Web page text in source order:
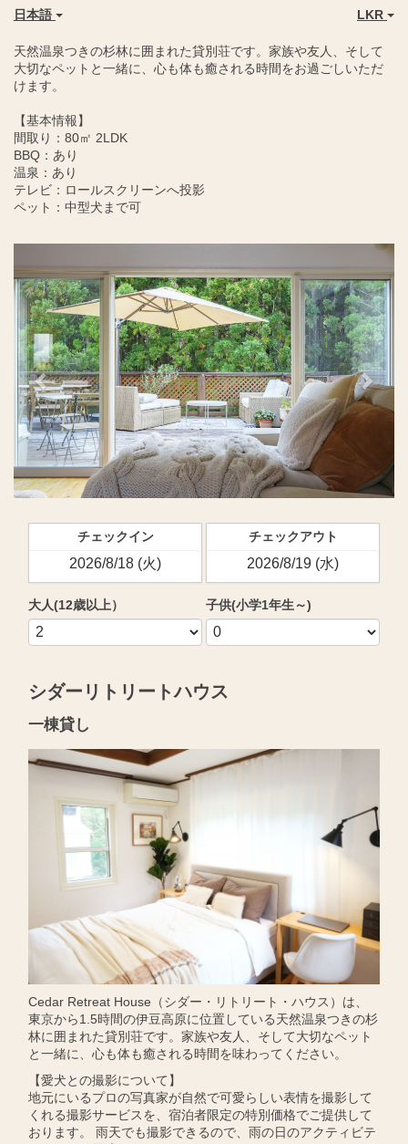
日本語 LKR
天然温泉つきの杉林に囲まれた貸別荘です。家族や友人、そして
大切なペットと一緒に、心も体も癒される時間をお過ごしいただ
けます。
【基本情報】
間取り：80㎡ 2LDK
BBQ：あり
温泉：あり
テレビ：ロールスクリーンへ投影
ペット：中型犬まで可
Next
チェックイン チェックアウト
大人(12歳以上） 子供(小学1年生～)
シダーリトリートハウス
一棟貸し
Cedar Retreat House（シダー・リトリート・ハウス）は、
東京から1.5時間の伊豆高原に位置している天然温泉つきの杉
林に囲まれた貸別荘です。家族や友人、そして大切なペット
と一緒に、心も体も癒される時間を味わってください。
【愛犬との撮影について】
地元にいるプロの写真家が自然で可愛らしい表情を撮影して
くれる撮影サービスを、宿泊者限定の特別価格でご提供して
おります。 雨天でも撮影できるので、雨の日のアクティビテ